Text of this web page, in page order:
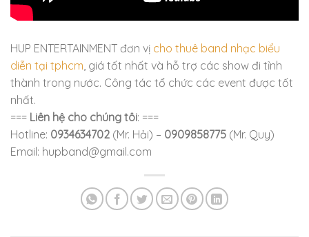
HUP ENTERTAINMENT đơn vị cho thuê band nhạc biểu
diễn tại tphcm , giá tốt nhất và hỗ trợ các show đi tỉnh
thành trong nước. Công tác tổ chức các event được tốt
nhất.
=== Liên hệ cho chúng tôi: ===
Hotline: 0934634702 (Mr. Hải) – 0909858775 (Mr. Quy)
Email: hupband@gmail.com